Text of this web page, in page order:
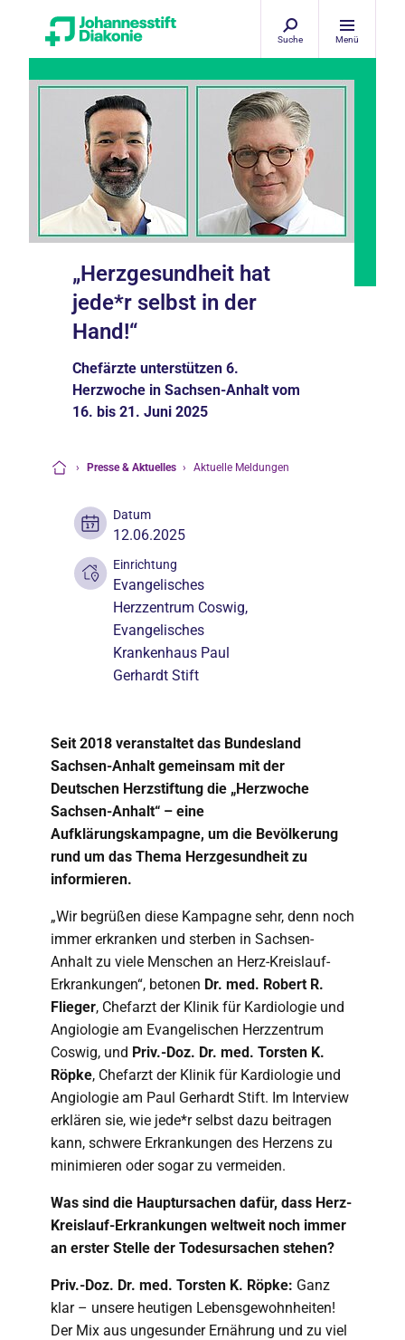
Suche Menü
„Herzgesundheit hat
jede*r selbst in der
Hand!“
Chefärzte unterstützen 6.
Herzwoche in Sachsen-Anhalt vom
16. bis 21. Juni 2025
› Presse & Aktuelles › Aktuelle Meldungen
Datum
12.06.2025
Einrichtung
Evangelisches
Herzzentrum Coswig,
Evangelisches
Krankenhaus Paul
Gerhardt Stift
Seit 2018 veranstaltet das Bundesland
Sachsen-Anhalt gemeinsam mit der
Deutschen Herzstiftung die „Herzwoche
Sachsen-Anhalt“ – eine
Aufklärungskampagne, um die Bevölkerung
rund um das Thema Herzgesundheit zu
informieren.
„Wir begrüßen diese Kampagne sehr, denn noch
immer erkranken und sterben in Sachsen-
Anhalt zu viele Menschen an Herz-Kreislauf-
Erkrankungen“, betonen Dr. med. Robert R.
Flieger, Chefarzt der Klinik für Kardiologie und
Angiologie am Evangelischen Herzzentrum
Coswig, und Priv.-Doz. Dr. med. Torsten K.
Röpke, Chefarzt der Klinik für Kardiologie und
Angiologie am Paul Gerhardt Stift. Im Interview
erklären sie, wie jede*r selbst dazu beitragen
kann, schwere Erkrankungen des Herzens zu
minimieren oder sogar zu vermeiden.
Was sind die Hauptursachen dafür, dass Herz-
Kreislauf-Erkrankungen weltweit noch immer
an erster Stelle der Todesursachen stehen?
Priv.-Doz. Dr. med. Torsten K. Röpke: Ganz
klar – unsere heutigen Lebensgewohnheiten!
Der Mix aus ungesunder Ernährung und zu viel